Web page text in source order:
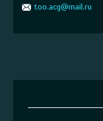
too.acg@mail.ru